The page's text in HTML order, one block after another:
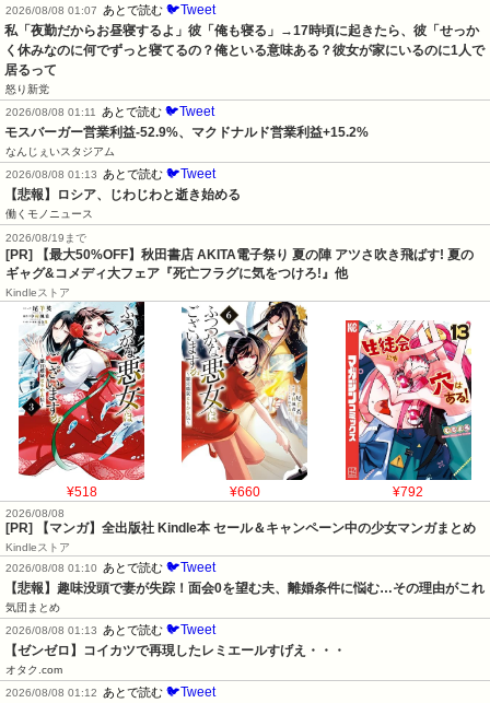
2026/08/08 01:07 あとで読む 🐦Tweet
私「夜勤だからお昼寝するよ」彼「俺も寝る」→17時頃に起きたら、彼「せっか
く休みなのに何でずっと寝てるの？俺といる意味ある？彼女が家にいるのに1人で
居るって
怒り新党
2026/08/08 01:11
あとで読む 🐦Tweet
モスバーガー営業利益-52.9%、マクドナルド営業利益+15.2%
なんじぇいスタジアム
2026/08/08 01:13
あとで読む 🐦Tweet
【悲報】ロシア、じわじわと逝き始める
働くモノニュース
2026/08/19まで
[PR] 【最大50%OFF】秋田書店 AKITA電子祭り 夏の陣 アツさ吹き飛ばす! 夏の
ギャグ&コメディ大フェア『死亡フラグに気をつけろ!』他
Kindleストア
¥518 ¥660 ¥792
2026/08/08
[PR] 【マンガ】全出版社 Kindle本 セール＆キャンペーン中の少女マンガまとめ
Kindleストア
2026/08/08 01:10
あとで読む 🐦Tweet
【悲報】趣味没頭で妻が失踪！面会0を望む夫、離婚条件に悩む…その理由がこれ
気団まとめ
2026/08/08 01:13
あとで読む 🐦Tweet
【ゼンゼロ】コイカツで再現したレミエールすげえ・・・
オタク.com
2026/08/08 01:12
あとで読む 🐦Tweet